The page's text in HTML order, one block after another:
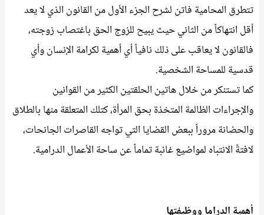
تتطرق المحامية فاتن لشرح الجزء الأول من القانون الذي لا يعد
أقل انتهاكاً من الثاني حيث يبيح للزوج الحق باغتصاب زوجته،
فالقانون لا يعاقب على ذلك نافياً أي أهمية لكرامة الإنسان وأي
قدسية للمساحة الشخصية.
كما تستنكر من خلال هاتين الحلقتين الكثير من القوانين
والإجراءات الظالمة المتخذة بحق المرأة، كتلك المتعلقة منها بالطلاق
والحضانة مروراً ببعض القضايا التي تواجه القاصرات الجانحات،
لافتةً الانتباه لمواضيع غائبة تماماً عن ساحة الأعمال الدرامية.
أهمية الدراما ووظيفتها